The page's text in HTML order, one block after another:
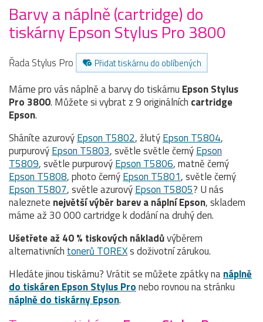
Barvy a náplně (cartridge) do
tiskárny Epson Stylus Pro 3800
Řada Stylus Pro Přidat tiskárnu do oblíbených
Máme pro vás náplně a barvy do tiskárnu Epson Stylus
Pro 3800. Můžete si vybrat z 9 originálních cartridge
Epson.
Sháníte azurovýEpson T5802, žlutýEpson T5804,
purpurovýEpson T5803, světle světle černýEpson
T5809, světle purpurovýEpson T5806, matně černý
Epson T5808, photo černýEpson T5801, světle černý
Epson T5807, světle azurovýEpson T5805? U nás
naleznete největší výběr barev a náplní Epson, skladem
máme až 30 000 cartridge k dodání na druhý den.
Ušetřete až 40 % tiskových nákladůvýběrem
alternativních tonerů TOREXs doživotní zárukou.
Hledáte jinou tiskárnu? Vrátit se můžete zpátky nanáplně
do tiskáren Epson Stylus Pronebo rovnou na stránku
náplně do tiskárny Epson.